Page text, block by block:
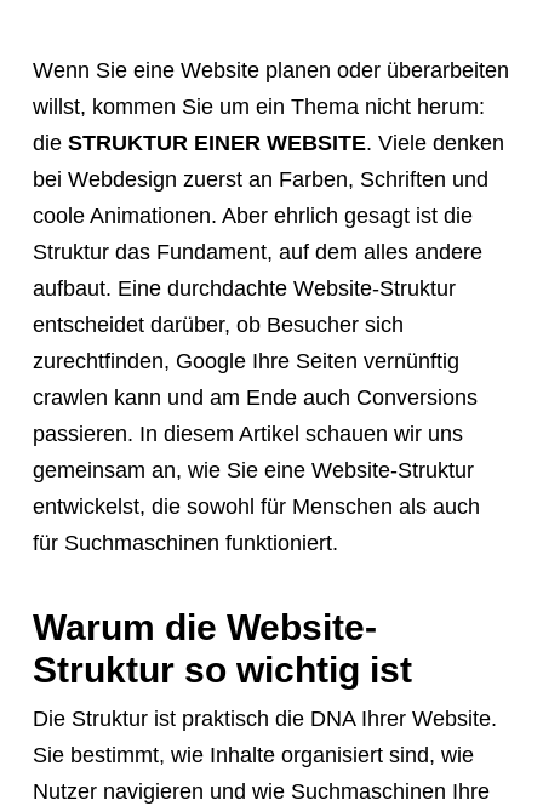
Wenn Sie eine Website planen oder überarbeiten
willst, kommen Sie um ein Thema nicht herum:
die STRUKTUR EINER WEBSITE. Viele denken
bei Webdesign zuerst an Farben, Schriften und
coole Animationen. Aber ehrlich gesagt ist die
Struktur das Fundament, auf dem alles andere
aufbaut. Eine durchdachte Website-Struktur
entscheidet darüber, ob Besucher sich
zurechtfinden, Google Ihre Seiten vernünftig
crawlen kann und am Ende auch Conversions
passieren. In diesem Artikel schauen wir uns
gemeinsam an, wie Sie eine Website-Struktur
entwickelst, die sowohl für Menschen als auch
für Suchmaschinen funktioniert.
Warum die Website-
Struktur so wichtig ist
Die Struktur ist praktisch die DNA Ihrer Website.
Sie bestimmt, wie Inhalte organisiert sind, wie
Nutzer navigieren und wie Suchmaschinen Ihre
consultation,
appointment
"Hauptstadt
Homepage"
NOT
navigate
website.